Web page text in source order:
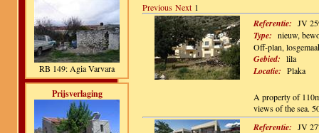
RB 149: Agia Varvara
Prijsverlaging
Previous Next 1
Referentie: JV
Type: nieuw,
Off-plan,
Gebied: lila
Locatie: Plaka
A property of
views of the sea.
Referentie: JV